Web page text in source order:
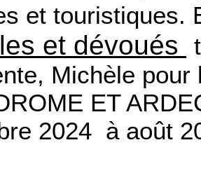
et touristiques.
et dévoués
Michèle
ET
2024 à août